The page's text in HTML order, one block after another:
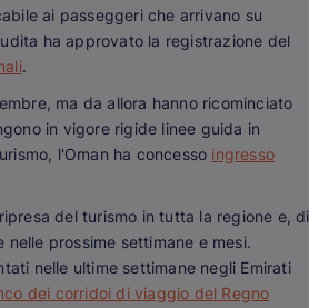
ai passeggeri che arrivano su
ha approvato la registrazione del
.
ma da allora hanno ricominciato
in vigore rigide linee guida in
l'Oman ha concesso ingresso
del turismo in tutta la regione e, di
prossime settimane e mesi.
nelle ultime settimane negli Emirati
dei corridoi di viaggio del Regno